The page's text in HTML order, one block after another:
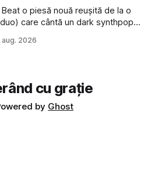
o piesă nouă reușită de la o
care cântă un dark synthpop
mi s-a făcut dor de albumele
aug. 2026
cu grație
by Ghost